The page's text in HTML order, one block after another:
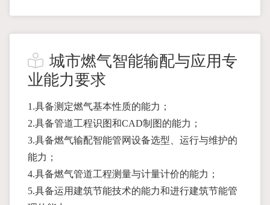
城市燃气智能输配与应用专
业能力要求
1.具备测定燃气基本性质的能力；
2.具备管道工程识图和CAD制图的能力；
3.具备燃气输配智能管网设备选型、运行与维护的
能力；
4.具备燃气管道工程测量与计量计价的能力；
5.具备运用建筑节能技术的能力和进行建筑节能管